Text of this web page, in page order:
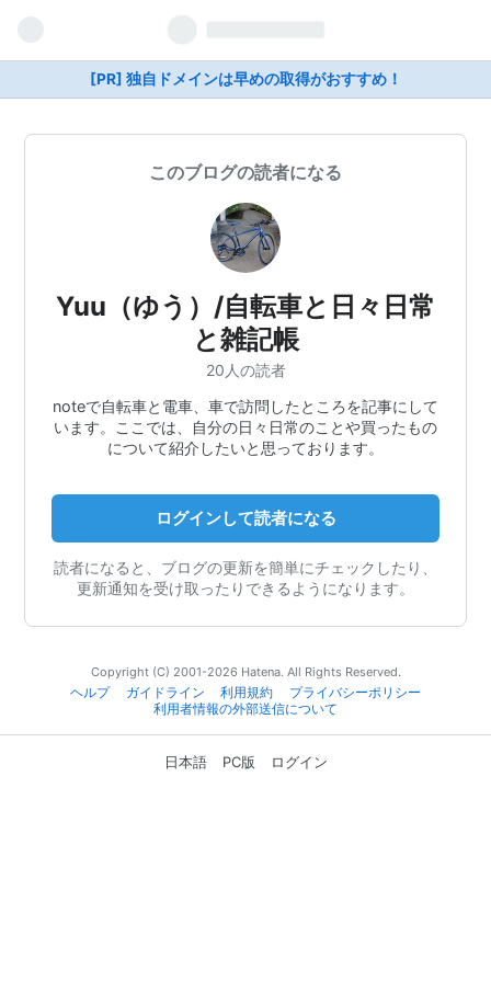
[PR] 独自ドメインは早めの取得がおすすめ！
このブログの読者になる
Yuu（ゆう）/自転車と日々日常
と雑記帳
20人の読者
noteで自転車と電車、車で訪問したところを記事にして
います。ここでは、自分の日々日常のことや買ったもの
について紹介したいと思っております。
ログインして読者になる
読者になると、ブログの更新を簡単にチェックしたり、
更新通知を受け取ったりできるようになります。
Copyright (C) 2001-2026 Hatena. All Rights Reserved.
ヘルプ
ガイドライン 利用規約
プライバシーポリシー
利用者情報の外部送信について
日本語 PC版 ログイン